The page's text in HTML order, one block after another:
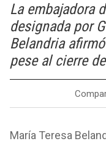
La embajadora
designada por
Belandria
pese al cierre
María Teresa